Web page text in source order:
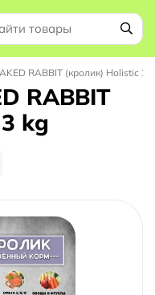
RABBIT (кролик) Holistic 3
RABBIT
kg